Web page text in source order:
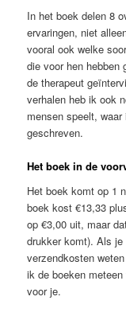
In het boek delen 8
ervaringen, niet
vooral ook welke
die voor hen hebben
de therapeut
verhalen heb ik ook
mensen speelt,
geschreven.
Het boek in de
Het boek komt op 1
boek kost €13,33
op €3,00 uit, maar
drukker komt). Als
verzendkosten
ik de boeken
voor je.